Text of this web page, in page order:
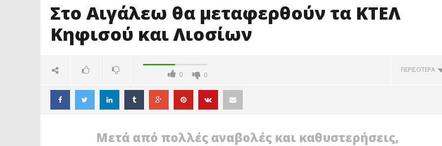
Στο Αιγάλεω θα μεταφερθούν τα ΚΤΕΛ
Κηφισού και Λιοσίων
0 0
ΠΕΡΙΣΟΤΕΡΑ
Μετά από πολλές αναβολές και καθυστερήσεις,